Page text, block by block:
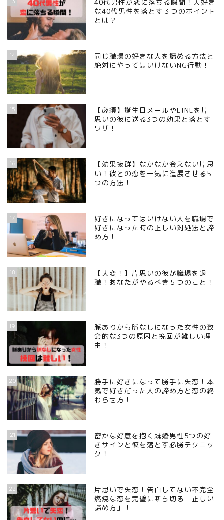
な40代男性を落とす３つのポイント
とは？
14
同じ職場の好きな人を諦める方法と
絶対にやってはいけないNG行動！
15
【必須】誕生日メールやLINEを片
思いの彼に送る3つの効果と落とす
ワザ！
16
【効果抜群】なかなか会えない片思
い！彼との恋を一気に進展させる5
つの方法！
17
好きになってはいけない人を職場で
好きになった時の正しい対処法と諦
め方！
18
【大変！】片思いの彼が職場を退
職！あなたがやるべき５つのこと！
19
脈ありから脈なしになった女性の致
命的な3つの原因と挽回が難しい理
由！
20
勝手に好きになって勝手に失恋！本
気で好きだった人の諦め方と恋の終
わらせ方！
21
密かな好意を抱く既婚男性5つの好
きサインと彼を落とす必勝テクニッ
ク！
22
片思いで失恋！告白してない不完全
燃焼な恋を完璧に断ち切る「正しい
諦め方」！